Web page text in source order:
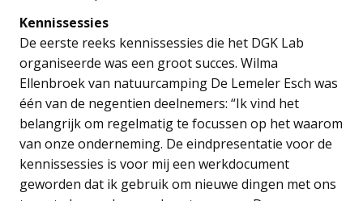
Kennissessies
De eerste reeks kennissessies die het DGK Lab
organiseerde was een groot succes. Wilma
Ellenbroek van natuurcamping De Lemeler Esch was
één van de negentien deelnemers: “Ik vind het
belangrijk om regelmatig te focussen op het waarom
van onze onderneming. De eindpresentatie voor de
kennissessies is voor mij een werkdocument
geworden dat ik gebruik om nieuwe dingen met ons